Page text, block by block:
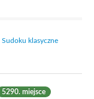
Sudoku klasyczne
5290. miejsce